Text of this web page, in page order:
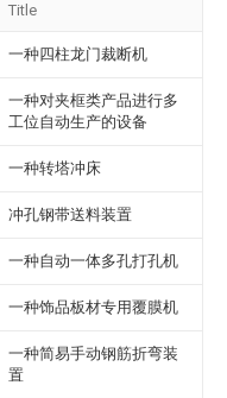
Title
一种四柱龙门裁断机
一种对夹框类产品进行多
工位自动生产的设备
一种转塔冲床
冲孔钢带送料装置
一种自动一体多孔打孔机
一种饰品板材专用覆膜机
一种简易手动钢筋折弯装
置